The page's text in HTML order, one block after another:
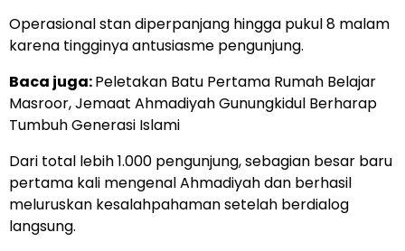
Operasional stan diperpanjang hingga pukul 8 malam
karena tingginya antusiasme pengunjung.
Baca juga:Peletakan Batu Pertama Rumah Belajar
Masroor, Jemaat Ahmadiyah Gunungkidul Berharap
Tumbuh Generasi Islami
Dari total lebih 1.000 pengunjung, sebagian besar baru
pertama kali mengenal Ahmadiyah dan berhasil
meluruskan kesalahpahaman setelah berdialog
langsung.